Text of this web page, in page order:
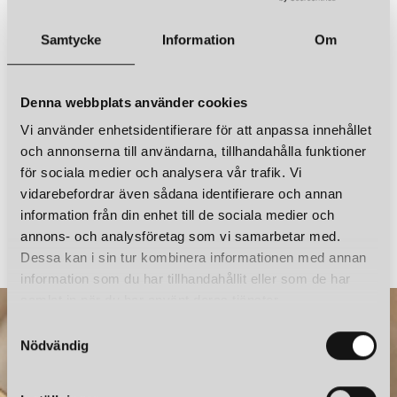
Samtycke Information Om
Denna webbplats använder cookies
Vi använder enhetsidentifierare för att anpassa innehållet
och annonserna till användarna, tillhandahålla funktioner
för sociala medier och analysera vår trafik. Vi
vidarebefordrar även sådana identifierare och annan
information från din enhet till de sociala medier och
annons- och analysföretag som vi samarbetar med.
Dessa kan i sin tur kombinera informationen med annan
information som du har tillhandahållit eller som de har
t
Nödvändig
SANTA & COLE
LÄGG I VARUKORGEN
SANTA & COLE
4 620 kr
SANTA & COLE
3 150 kr